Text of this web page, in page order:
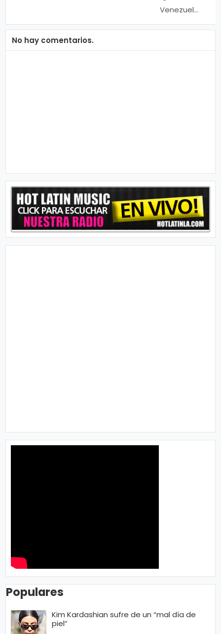
Venezuela
típico en la
No hay comentarios.
Populares
Kim Kardashian sufre de un “mal día de
piel”